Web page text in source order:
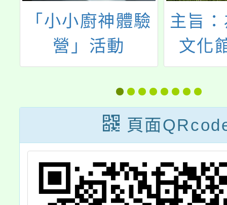
「小小廚神體驗
營」活動
主旨
文化
「唱
流行
展」及
特展
代：
流行
頁面